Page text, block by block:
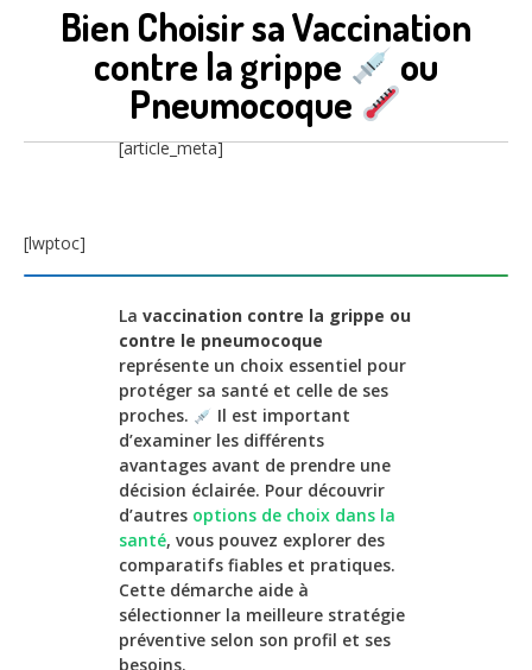
Bien Choisir sa Vaccination
contre la grippe
ou
Pneumocoque
[article_meta]
[lwptoc]
La vaccination contre la grippe ou
contre le pneumocoque
représente un choix essentiel pour
protéger sa santé et celle de ses
proches.
Il est important
d’examiner les différents
avantages avant de prendre une
décision éclairée. Pour découvrir
d’autres options de choix dans la
santé, vous pouvez explorer des
comparatifs fiables et pratiques.
Cette démarche aide à
sélectionner la meilleure stratégie
préventive selon son profil et ses
besoins.